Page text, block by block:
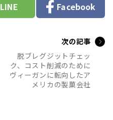
LINE Facebook
次の記事
脱ブレグジットチェッ
ク、コスト削減のために
ヴィーガンに転向したア
メリカの製菓会社